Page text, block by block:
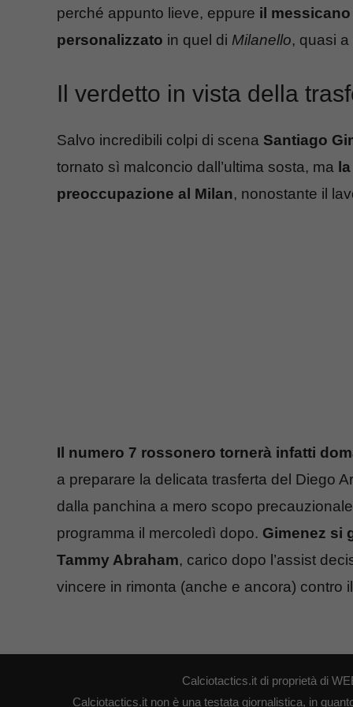
perché appunto lieve, eppure il
personalizzato in quel di Milanello, quasi
Il verdetto in vista della
Salvo incredibili colpi di scena Santiago
tornato sì malconcio dall’ultima sosta, ma
preoccupazione al Milan, nonostante il
Il numero 7 rossonero tornerà infatti
a preparare la delicata trasferta del Diego
dalla panchina a mero scopo
programma il mercoledì dopo. Gimenez si
Tammy Abraham, carico dopo l’assist
vincere in rimonta (anche e ancora) contro
Calciotactics.it di proprietà di
Calciotactics.it non è una testata giornalistica, in